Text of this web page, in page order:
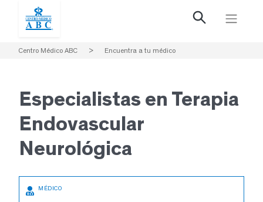
Centro Médico ABC > Encuentra a tu médico
Especialistas en Terapia
Endovascular
Neurológica